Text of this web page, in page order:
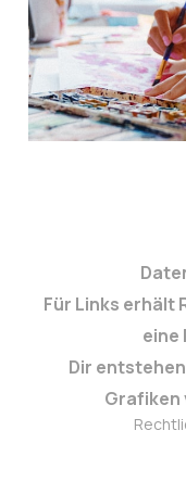
12. Apr. 20252 min
Für Links erhält
eine
Dir